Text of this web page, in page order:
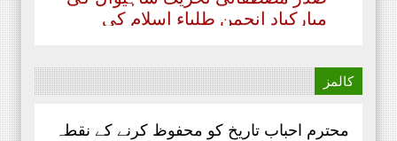
موجودہ مرکزی قیادت مبارکباد کی
الفلاح،
کالمز
محترم احباب تاریخ کو محفوظ کرنے کے نقطہ